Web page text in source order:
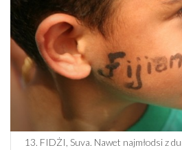
13. FIDŻI, Suva. Nawet najmłodsi z